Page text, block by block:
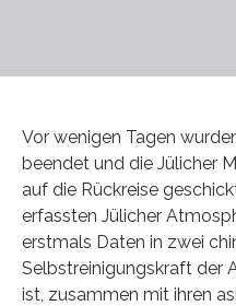
Vor wenigen Tagen
beendet und die Jülicher
auf die Rückreise
erfassten Jülicher
erstmals Daten in zwei
Selbstreinigungskraft der
ist, zusammen mit ihren